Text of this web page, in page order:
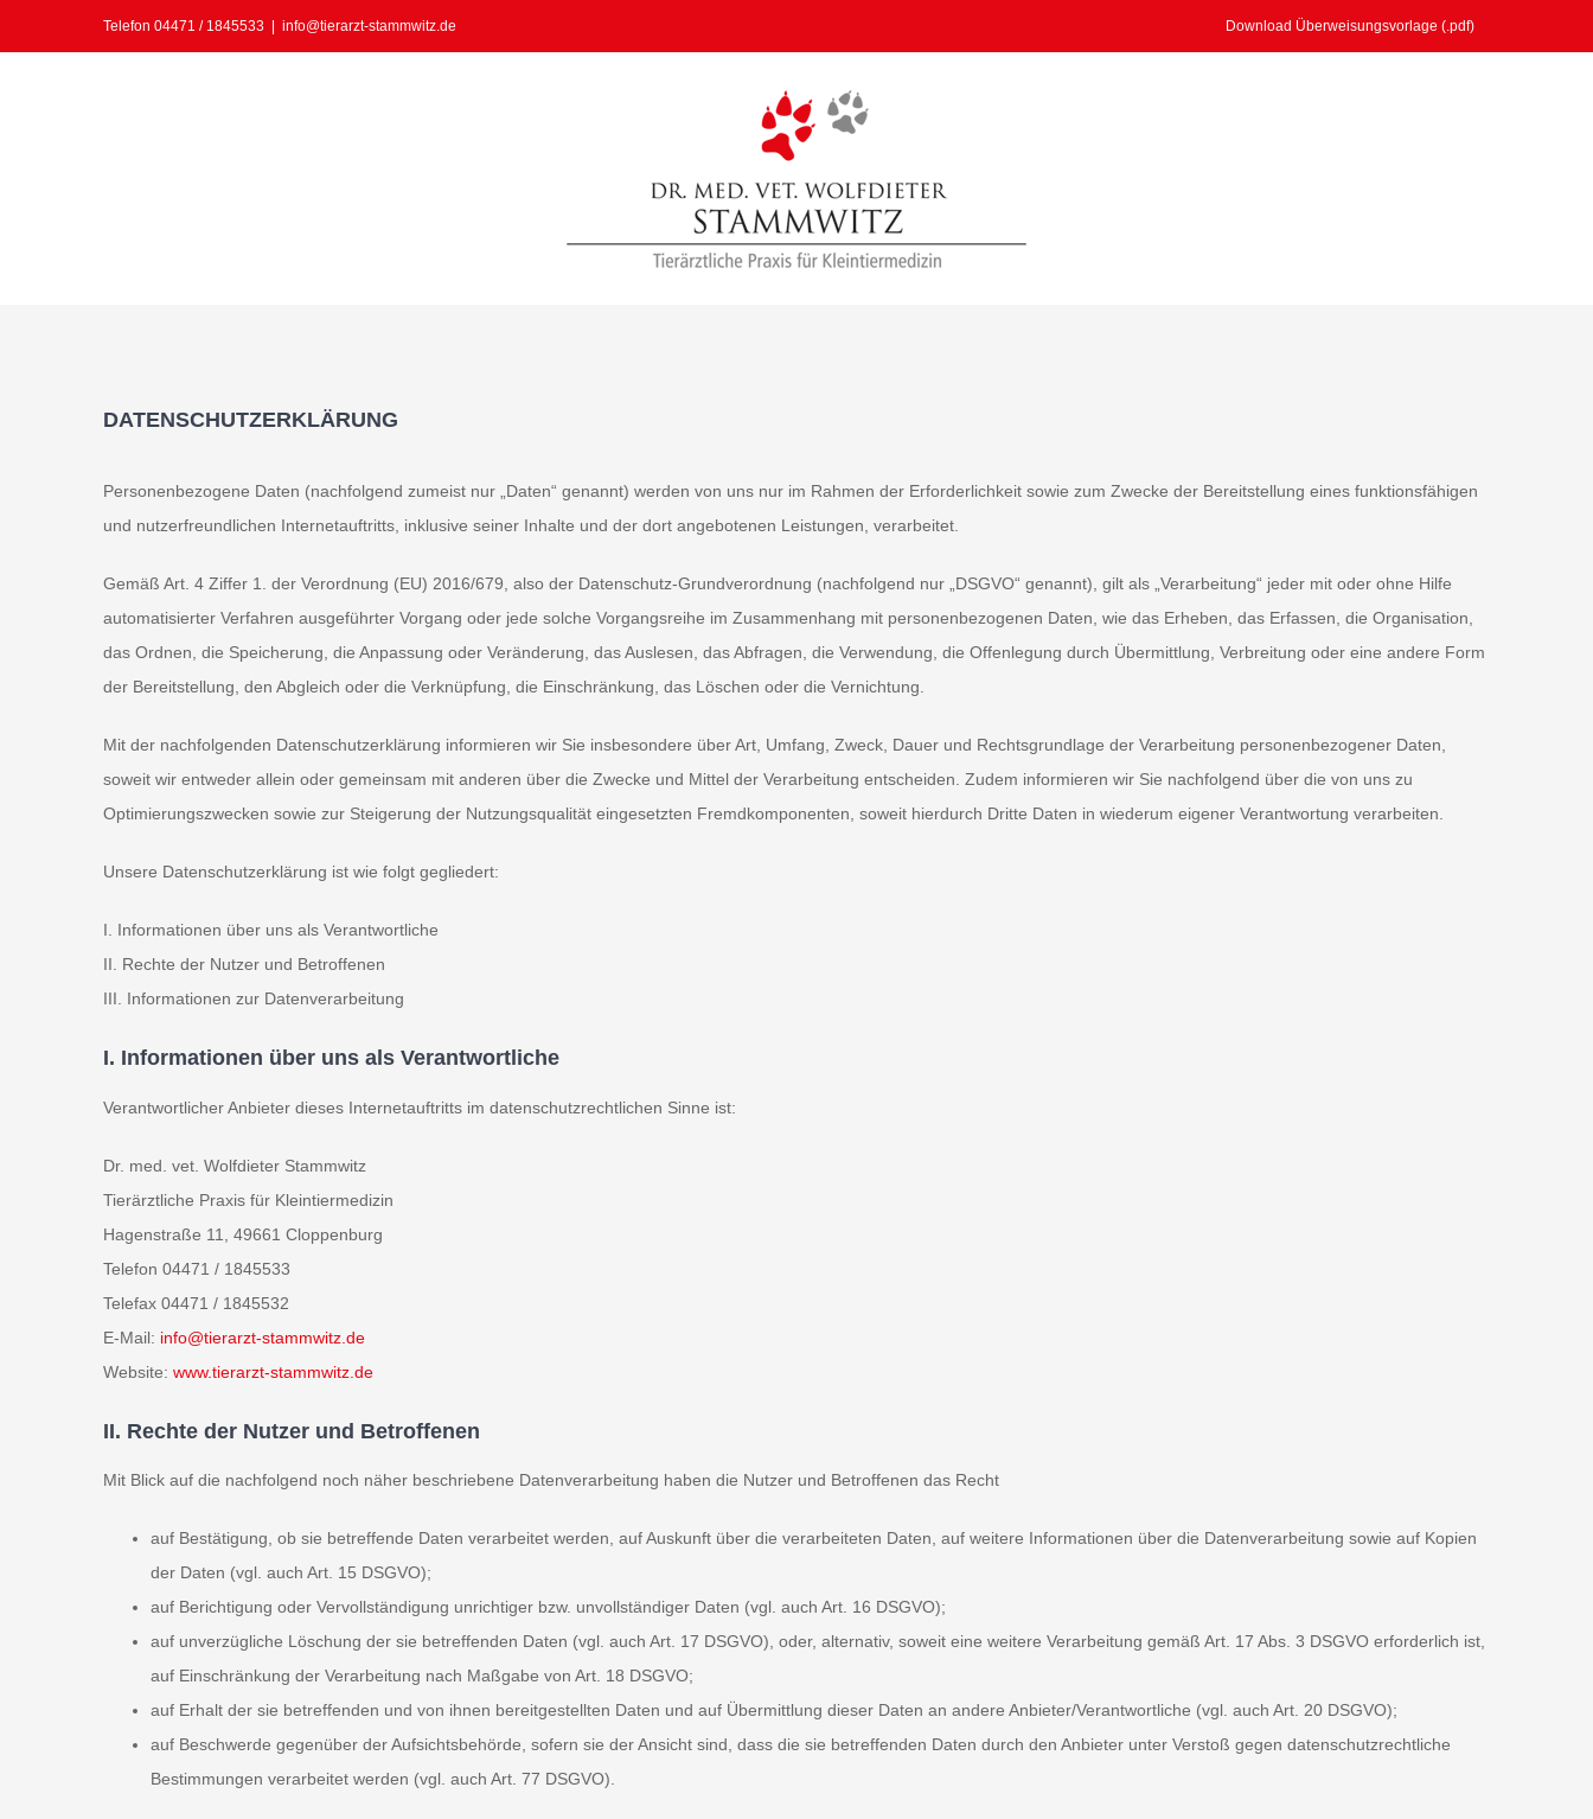
to
Telefon 04471 / 1845533 info@tierarzt-stammwitz.de Download Überweisungsvorlage (.pdf)
DATENSCHUTZERKLÄRUNG
Personenbezogene Daten (nachfolgend zumeist nur „Daten“ genannt) werden von uns nur im Rahmen der Erforderlichkeit sowie zum Zwecke der Bereitstellung eines funktionsfähigen
und nutzerfreundlichen Internetauftritts, inklusive seiner Inhalte und der dort angebotenen Leistungen, verarbeitet.
Gemäß Art. 4 Ziffer 1. der Verordnung (EU) 2016/679, also der Datenschutz-Grundverordnung (nachfolgend nur „DSGVO“ genannt), gilt als „Verarbeitung“ jeder mit oder ohne Hilfe
automatisierter Verfahren ausgeführter Vorgang oder jede solche Vorgangsreihe im Zusammenhang mit personenbezogenen Daten, wie das Erheben, das Erfassen, die Organisation,
das Ordnen, die Speicherung, die Anpassung oder Veränderung, das Auslesen, das Abfragen, die Verwendung, die Offenlegung durch Übermittlung, Verbreitung oder eine andere Form
der Bereitstellung, den Abgleich oder die Verknüpfung, die Einschränkung, das Löschen oder die Vernichtung.
Mit der nachfolgenden Datenschutzerklärung informieren wir Sie insbesondere über Art, Umfang, Zweck, Dauer und Rechtsgrundlage der Verarbeitung personenbezogener Daten,
soweit wir entweder allein oder gemeinsam mit anderen über die Zwecke und Mittel der Verarbeitung entscheiden. Zudem informieren wir Sie nachfolgend über die von uns zu
Optimierungszwecken sowie zur Steigerung der Nutzungsqualität eingesetzten Fremdkomponenten, soweit hierdurch Dritte Daten in wiederum eigener Verantwortung verarbeiten.
Unsere Datenschutzerklärung ist wie folgt gegliedert:
I. Informationen über uns als Verantwortliche
II. Rechte der Nutzer und Betroffenen
III. Informationen zur Datenverarbeitung
I. Informationen über uns als Verantwortliche
Verantwortlicher Anbieter dieses Internetauftritts im datenschutzrechtlichen Sinne ist:
Dr. med. vet. Wolfdieter Stammwitz
Tierärztliche Praxis für Kleintiermedizin
Hagenstraße 11, 49661 Cloppenburg
Telefon 04471 / 1845533
Telefax 04471 / 1845532
E-Mail: info@tierarzt-stammwitz.de
Website: www.tierarzt-stammwitz.de
II. Rechte der Nutzer und Betroffenen
Mit Blick auf die nachfolgend noch näher beschriebene Datenverarbeitung haben die Nutzer und Betroffenen das Recht
auf Bestätigung, ob sie betreffende Daten verarbeitet werden, auf Auskunft über die verarbeiteten Daten, auf weitere Informationen über die Datenverarbeitung sowie auf Kopien
der Daten (vgl. auch Art. 15 DSGVO);
auf Berichtigung oder Vervollständigung unrichtiger bzw. unvollständiger Daten (vgl. auch Art. 16 DSGVO);
auf unverzügliche Löschung der sie betreffenden Daten (vgl. auch Art. 17 DSGVO), oder, alternativ, soweit eine weitere Verarbeitung gemäß Art. 17 Abs. 3 DSGVO erforderlich ist,
auf Einschränkung der Verarbeitung nach Maßgabe von Art. 18 DSGVO;
auf Erhalt der sie betreffenden und von ihnen bereitgestellten Daten und auf Übermittlung dieser Daten an andere Anbieter/Verantwortliche (vgl. auch Art. 20 DSGVO);
auf Beschwerde gegenüber der Aufsichtsbehörde, sofern sie der Ansicht sind, dass die sie betreffenden Daten durch den Anbieter unter Verstoß gegen datenschutzrechtliche
Bestimmungen verarbeitet werden (vgl. auch Art. 77 DSGVO).